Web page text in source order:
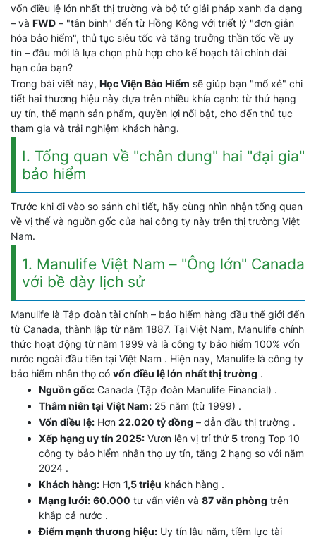
vốn điều lệ lớn nhất thị trường và bộ tứ giải pháp xanh đa dạng
– và FWD – "tân binh" đến từ Hồng Kông với triết lý "đơn giản
hóa bảo hiểm", thủ tục siêu tốc và tăng trưởng thần tốc về uy
tín – đâu mới là lựa chọn phù hợp cho kế hoạch tài chính dài
hạn của bạn?
Trong bài viết này, Học Viện Bảo Hiểm sẽ giúp bạn "mổ xẻ" chi
tiết hai thương hiệu này dựa trên nhiều khía cạnh: từ thứ hạng
uy tín, thế mạnh sản phẩm, quyền lợi nổi bật, cho đến thủ tục
tham gia và trải nghiệm khách hàng.
I. Tổng quan về "chân dung" hai "đại gia"
bảo hiểm
Trước khi đi vào so sánh chi tiết, hãy cùng nhìn nhận tổng quan
về vị thế và nguồn gốc của hai công ty này trên thị trường Việt
Nam.
1. Manulife Việt Nam – "Ông lớn" Canada
với bề dày lịch sử
Manulife là Tập đoàn tài chính – bảo hiểm hàng đầu thế giới đến
từ Canada, thành lập từ năm 1887. Tại Việt Nam, Manulife chính
thức hoạt động từ năm 1999 và là công ty bảo hiểm 100% vốn
nước ngoài đầu tiên tại Việt Nam . Hiện nay, Manulife là công ty
bảo hiểm nhân thọ có vốn điều lệ lớn nhất thị trường .
Nguồn gốc: Canada (Tập đoàn Manulife Financial) .
Thâm niên tại Việt Nam: 25 năm (từ 1999) .
Vốn điều lệ: Hơn 22.020 tỷ đồng – dẫn đầu thị trường .
Xếp hạng uy tín 2025: Vươn lên vị trí thứ 5 trong Top 10
công ty bảo hiểm nhân thọ uy tín, tăng 2 hạng so với năm
2024 .
Khách hàng: Hơn 1,5 triệu khách hàng .
Mạng lưới: 60.000 tư vấn viên và 87 văn phòng trên
khắp cả nước .
Điểm mạnh thương hiệu: Uy tín lâu năm, tiềm lực tài